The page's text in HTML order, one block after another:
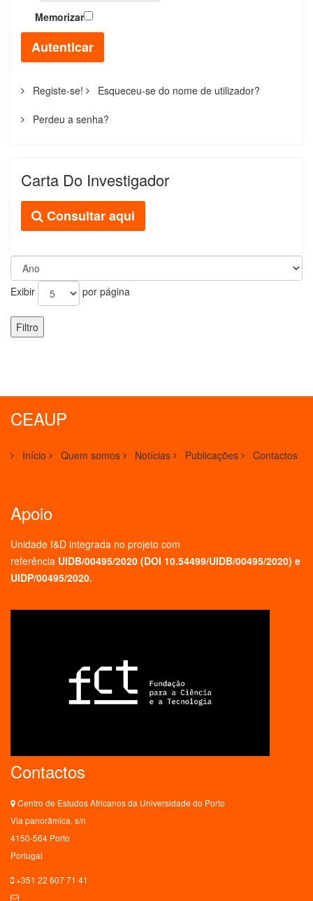
Memorizar
Autenticar
Registe-se! Esqueceu-se do nome de utilizador?
Perdeu a senha?
Carta Do Investigador
Consultar aqui
Exibir por página
Filtro
CEAUP
Início Quem somos Notícias Publicações Contactos
Apoio
Unidade I&D integrada no projeto com
referência UIDB/00495/2020 (DOI 10.54499/UIDB/00495/2020) e
UIDP/00495/2020.
Contactos
Centro de Estudos Africanos da Universidade do Porto
Via panorâmica, s/n
4150-564 Porto
Portugal
+351 22 607 71 41